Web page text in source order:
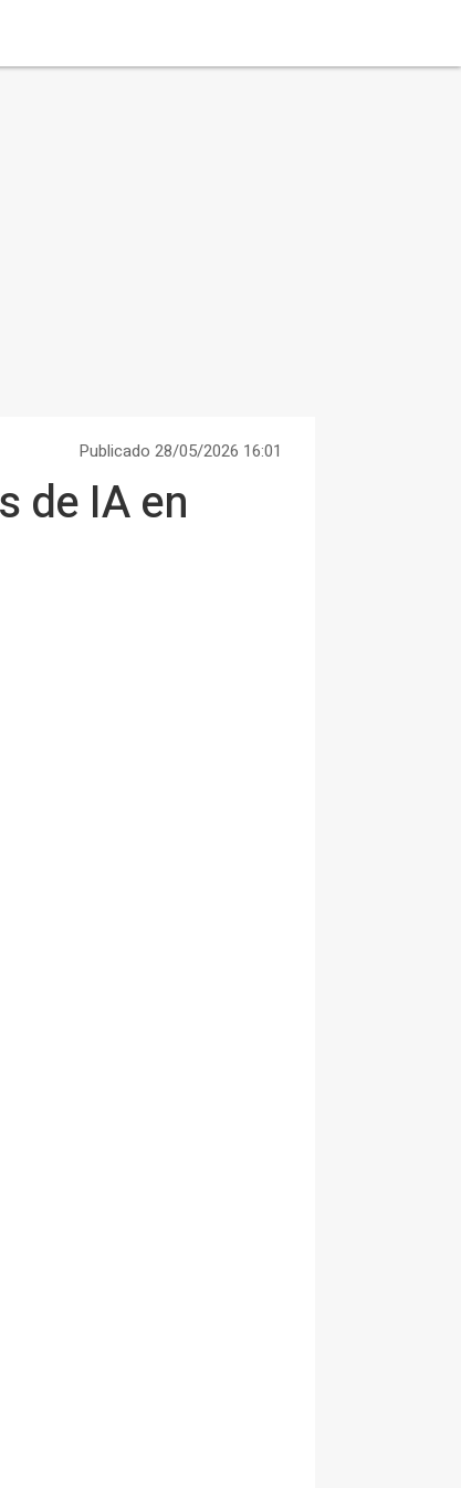
Publicado 28/05/2026 16:01
de IA en